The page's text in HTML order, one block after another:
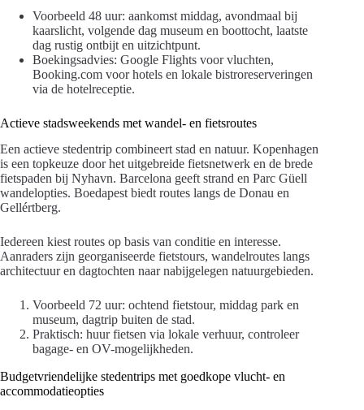
Voorbeeld 48 uur: aankomst middag, avondmaal bij
kaarslicht, volgende dag museum en boottocht, laatste
dag rustig ontbijt en uitzichtpunt.
Boekingsadvies: Google Flights voor vluchten,
Booking.com voor hotels en lokale bistroreserveringen
via de hotelreceptie.
Actieve stadsweekends met wandel- en fietsroutes
Een actieve stedentrip combineert stad en natuur. Kopenhagen
is een topkeuze door het uitgebreide fietsnetwerk en de brede
fietspaden bij Nyhavn. Barcelona geeft strand en Parc Güell
wandelopties. Boedapest biedt routes langs de Donau en
Gellértberg.
Iedereen kiest routes op basis van conditie en interesse.
Aanraders zijn georganiseerde fietstours, wandelroutes langs
architectuur en dagtochten naar nabijgelegen natuurgebieden.
Voorbeeld 72 uur: ochtend fietstour, middag park en
museum, dagtrip buiten de stad.
Praktisch: huur fietsen via lokale verhuur, controleer
bagage- en OV-mogelijkheden.
Budgetvriendelijke stedentrips met goedkope vlucht- en
accommodatieopties